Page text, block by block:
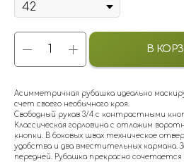
В
Асимметричная рубашка идеально
счет своего необычного кроя.
Свободный рукав 3/4 с контрастными
Классическая горловина с отложим
кнопки. В боковых швах техническое
удобства и два вместительных кармана.
передней. Рубашка прекрасно